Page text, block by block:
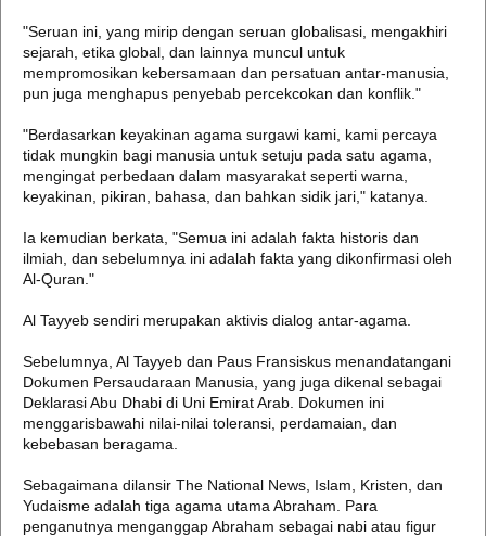
"Seruan ini, yang mirip dengan seruan globalisasi, mengakhiri
sejarah, etika global, dan lainnya muncul untuk
mempromosikan kebersamaan dan persatuan antar-manusia,
pun juga menghapus penyebab percekcokan dan konflik."
"Berdasarkan keyakinan agama surgawi kami, kami percaya
tidak mungkin bagi manusia untuk setuju pada satu agama,
mengingat perbedaan dalam masyarakat seperti warna,
keyakinan, pikiran, bahasa, dan bahkan sidik jari," katanya.
Ia kemudian berkata, "Semua ini adalah fakta historis dan
ilmiah, dan sebelumnya ini adalah fakta yang dikonfirmasi oleh
Al-Quran."
Al Tayyeb sendiri merupakan aktivis dialog antar-agama.
Sebelumnya, Al Tayyeb dan Paus Fransiskus menandatangani
Dokumen Persaudaraan Manusia, yang juga dikenal sebagai
Deklarasi Abu Dhabi di Uni Emirat Arab. Dokumen ini
menggarisbawahi nilai-nilai toleransi, perdamaian, dan
kebebasan beragama.
Sebagaimana dilansir The National News, Islam, Kristen, dan
Yudaisme adalah tiga agama utama Abraham. Para
penganutnya menganggap Abraham sebagai nabi atau figur